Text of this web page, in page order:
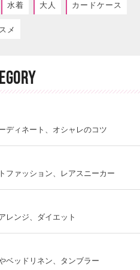
水着 大人 カードケース
メ
ディネート、オシャレのコツ
ファッション、レアスニーカー
レンジ、ダイエット
ベッドリネン、タンブラー